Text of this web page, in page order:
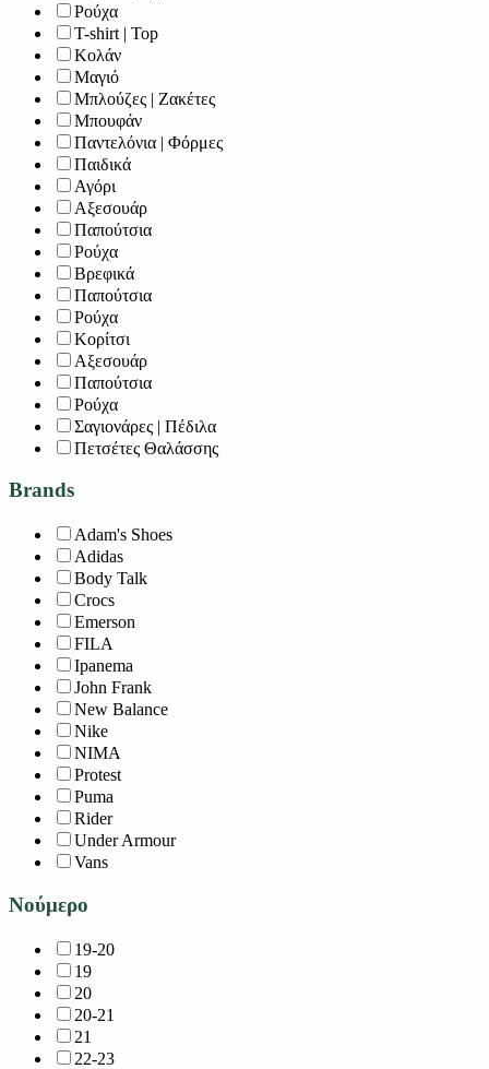
Ρούχα
T-shirt | Top
Κολάν
Μαγιό
Μπλούζες | Ζακέτες
Μπουφάν
Παντελόνια | Φόρμες
Παιδικά
Αγόρι
Αξεσουάρ
Παπούτσια
Ρούχα
Βρεφικά
Παπούτσια
Ρούχα
Κορίτσι
Αξεσουάρ
Παπούτσια
Ρούχα
Σαγιονάρες | Πέδιλα
Πετσέτες Θαλάσσης
Brands
Adam's Shoes
Adidas
Body Talk
Crocs
Emerson
FILA
Ipanema
John Frank
New Balance
Nike
NIMA
Protest
Puma
Rider
Under Armour
Vans
Νούμερο
19-20
19
20
20-21
21
22-23